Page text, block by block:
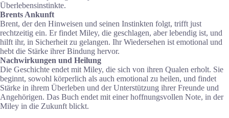
Überlebensinstinkte.
Brents Ankunft
Brent, der den Hinweisen und seinen Instinkten folgt, trifft just
rechtzeitig ein. Er findet Miley, die geschlagen, aber lebendig ist, und
hilft ihr, in Sicherheit zu gelangen. Ihr Wiedersehen ist emotional und
hebt die Stärke ihrer Bindung hervor.
Nachwirkungen und Heilung
Die Geschichte endet mit Miley, die sich von ihren Qualen erholt. Sie
beginnt, sowohl körperlich als auch emotional zu heilen, und findet
Stärke in ihrem Überleben und der Unterstützung ihrer Freunde und
Angehörigen. Das Buch endet mit einer hoffnungsvollen Note, in der
Miley in die Zukunft blickt.